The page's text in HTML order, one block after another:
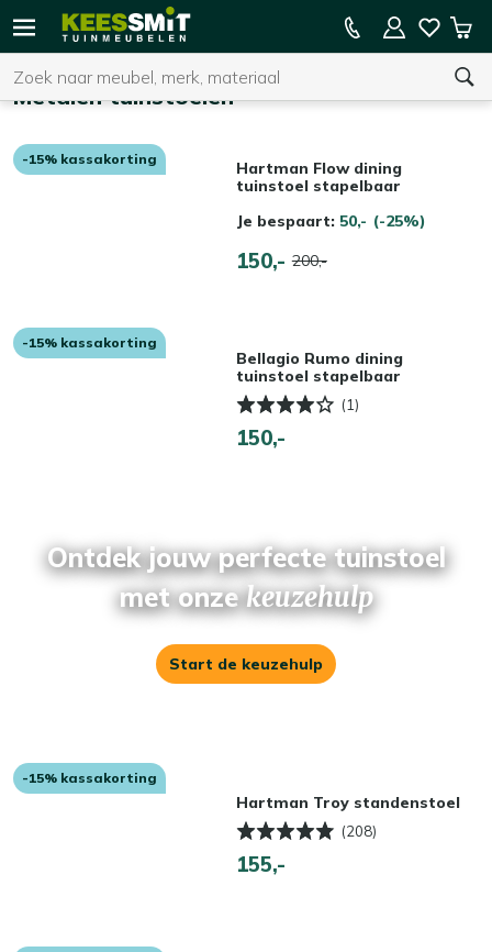
Kees
Tuinmeubelen
Zoeken
U heeft geen product(en) in uw winkelwagen.
15% kassakorting op de hele collectie
Metalen tuinstoelen
-15% kassakorting
Hartman Flow dining
tuinstoel stapelbaar
Je bespaart: 50,- (-25%)
150,- 200,-
-15% kassakorting
Bellagio Rumo dining
tuinstoel stapelbaar
(1)
150,-
Ontdek jouw perfecte tuinstoel
met onzekeuzehulp
Start de keuzehulp
-15% kassakorting
Hartman Troy standenstoel
(208)
155,-